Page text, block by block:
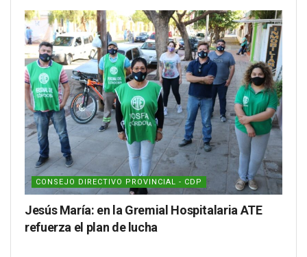
CONSEJO DIRECTIVO PROVINCIAL - CDP
Jesús María: en la Gremial Hospitalaria ATE
refuerza el plan de lucha